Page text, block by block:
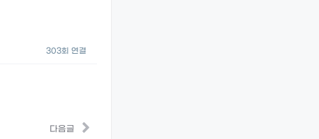
303회 연결
다음글